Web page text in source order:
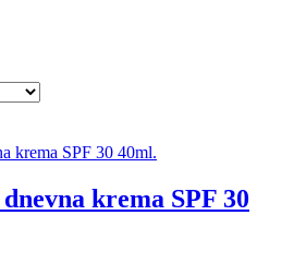
krema SPF 30